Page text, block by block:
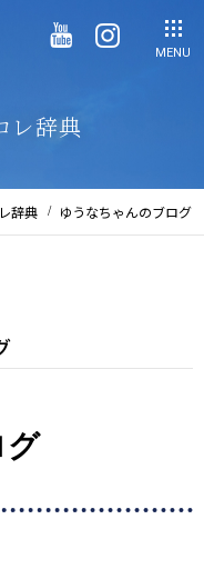
MENU
レ辞典
辞典 ゆうなちゃんのブログ
グ